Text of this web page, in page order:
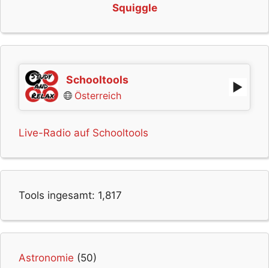
Squiggle
Schooltools
Österreich
Live-Radio auf Schooltools
Tools ingesamt: 1,817
Astronomie (50)